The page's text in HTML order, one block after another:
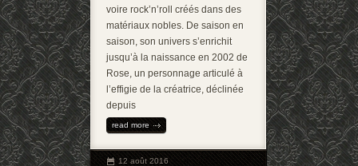
voire rock’n’roll créés dans des
matériaux nobles. De saison en
saison, son univers s’enrichit
jusqu’à la naissance en 2002 de
Rose, un personnage articulé à
l’effigie de la créatrice, déclinée
depuis
read more
12 août 2016